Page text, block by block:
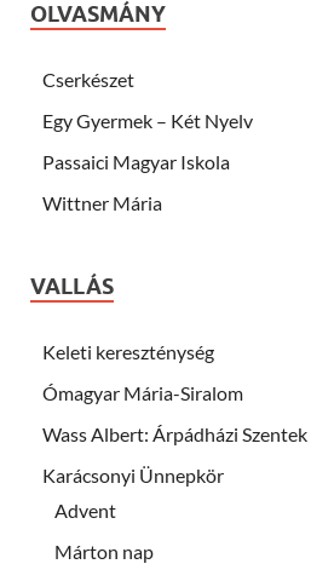
OLVASMÁNY
Cserkészet
Egy Gyermek – Két Nyelv
Passaici Magyar Iskola
Wittner Mária
VALLÁS
Keleti kereszténység
Ómagyar Mária-Siralom
Wass Albert: Árpádházi Szentek
Karácsonyi Ünnepkör
Advent
Márton nap